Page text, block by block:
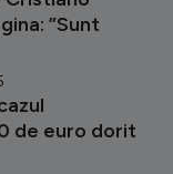
”Sunt
de euro dorit